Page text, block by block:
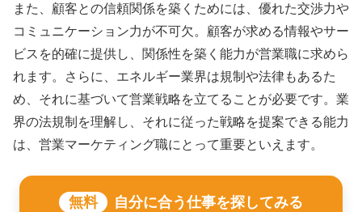
また、顧客との信頼関係を築くためには、優れた交渉力や
コミュニケーション力が不可欠。顧客が求める情報やサー
ビスを的確に提供し、関係性を築く能力が営業職に求めら
れます。さらに、エネルギー業界は規制や法律もあるた
め、それに基づいて営業戦略を立てることが必要です。業
界の法規制を理解し、それに従った戦略を提案できる能力
は、営業マーケティング職にとって重要といえます。
無料 自分に合う仕事を探してみる